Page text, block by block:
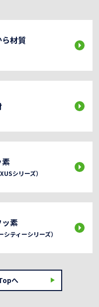
材質
シリーズ）
素
シティーシリーズ）
へ